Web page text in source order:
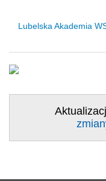
Lubelska Akademia